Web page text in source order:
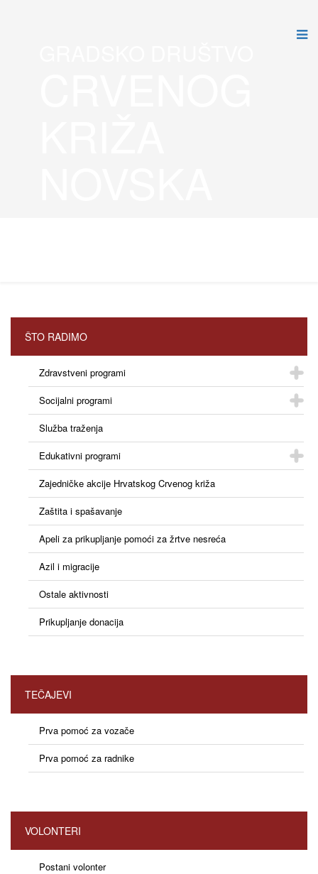
ŠTO RADIMO
Zdravstveni programi
Socijalni programi
Služba traženja
Edukativni programi
Zajedničke akcije Hrvatskog Crvenog križa
Zaštita i spašavanje
Apeli za prikupljanje pomoći za žrtve nesreća
Azil i migracije
Ostale aktivnosti
Prikupljanje donacija
TEČAJEVI
Prva pomoć za vozače
Prva pomoć za radnike
VOLONTERI
Postani volonter